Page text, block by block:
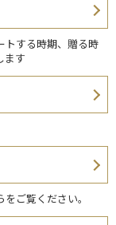
トする時期、贈る時
ます
ご覧ください。